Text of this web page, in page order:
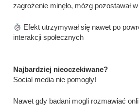
zagrożenie minęło, mózg pozostawał
Efekt utrzymywał się nawet po
interakcji społecznych
Najbardziej nieoczekiwane?
Social media nie pomogły!
Nawet gdy badani mogli rozmawiać